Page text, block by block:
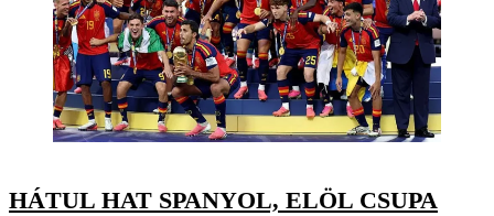
HÁTUL HAT SPANYOL, ELÖL CSUPA